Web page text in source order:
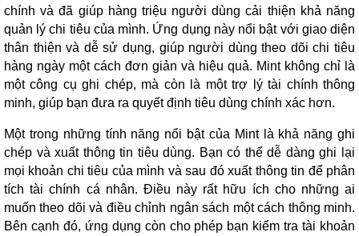
chính và đã giúp hàng triệu người dùng cải thiện khả năng
quản lý chi tiêu của mình. Ứng dụng này nổi bật với giao diện
thân thiện và dễ sử dụng, giúp người dùng theo dõi chi tiêu
hàng ngày một cách đơn giản và hiệu quả. Mint không chỉ là
một công cụ ghi chép, mà còn là một trợ lý tài chính thông
minh, giúp bạn đưa ra quyết định tiêu dùng chính xác hơn.
Một trong những tính năng nổi bật của Mint là khả năng ghi
chép và xuất thông tin tiêu dùng. Bạn có thể dễ dàng ghi lại
mọi khoản chi tiêu của mình và sau đó xuất thông tin để phân
tích tài chính cá nhân. Điều này rất hữu ích cho những ai
muốn theo dõi và điều chỉnh ngân sách một cách thông minh.
Bên cạnh đó, ứng dụng còn cho phép bạn kiểm tra tài khoản